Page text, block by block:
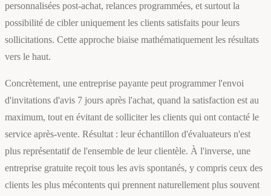
personnalisées post-achat, relances programmées, et surtout la
possibilité de cibler uniquement les clients satisfaits pour leurs
sollicitations. Cette approche biaise mathématiquement les résultats
vers le haut.
Concrètement, une entreprise payante peut programmer l'envoi
d'invitations d'avis 7 jours après l'achat, quand la satisfaction est au
maximum, tout en évitant de solliciter les clients qui ont contacté le
service après-vente. Résultat : leur échantillon d'évaluateurs n'est
plus représentatif de l'ensemble de leur clientèle. À l'inverse, une
entreprise gratuite reçoit tous les avis spontanés, y compris ceux des
clients les plus mécontents qui prennent naturellement plus souvent